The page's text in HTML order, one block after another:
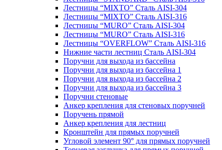
Лестницы “MIXTO” Сталь AISI-304
Лестницы “MIXTO” Сталь AISI-316
Лестницы “MURO” Сталь AISI-304
Лестницы “MURO” Сталь AISI-316
Лестницы “OVERFLOW” Сталь AISI-316
Нижние части лестниц Сталь AISI-304
Поручни для выхода из бассейна
Поручни для выхода из бассейна 1
Поручни для выхода из бассейна 2
Поручни для выхода из бассейна 3
Поручни стеновые
Анкер крепления для стеновых поручней
Поручень прямой
Анкер крепления для лестниц
Кронштейн для прямых поручней
Угловой элемент 90° для прямых поручней